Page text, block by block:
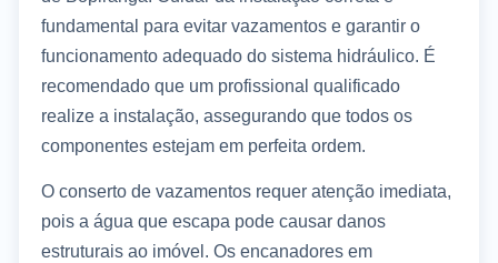
fundamental para evitar vazamentos e garantir o
funcionamento adequado do sistema hidráulico. É
recomendado que um profissional qualificado
realize a instalação, assegurando que todos os
componentes estejam em perfeita ordem.
O conserto de vazamentos requer atenção imediata,
pois a água que escapa pode causar danos
estruturais ao imóvel. Os encanadores em